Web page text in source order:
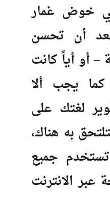
خوض غمار
أن تحسن
– أو أياً كانت
كما يجب ألا
لغتك على
به هناك،
جميع
عبر الانترنت